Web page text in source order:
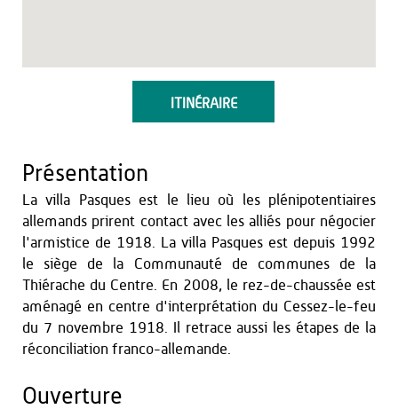
ITINÉRAIRE
Présentation
La villa Pasques est le lieu où les plénipotentiaires
allemands prirent contact avec les alliés pour négocier
l'armistice de 1918. La villa Pasques est depuis 1992
le siège de la Communauté de communes de la
Thiérache du Centre. En 2008, le rez-de-chaussée est
aménagé en centre d'interprétation du Cessez-le-feu
du 7 novembre 1918. Il retrace aussi les étapes de la
réconciliation franco-allemande.
Ouverture